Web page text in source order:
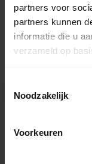
partners voor
partners kunnen
informatie die u
verzameld op
Noodzakelijk
Voorkeuren
Recent